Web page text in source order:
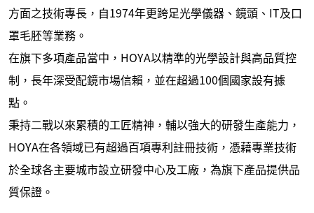
方面之技術專長，自1974年更跨足光學儀器、鏡頭、IT及口
罩毛胚等業務。
在旗下多項產品當中，HOYA以精準的光學設計與高品質控
制，長年深受配鏡市場信賴，並在超過100個國家設有據
點。
秉持二戰以來累積的工匠精神，輔以強大的研發生產能力，
HOYA在各領域已有超過百項專利註冊技術，憑藉專業技術
於全球各主要城市設立研發中心及工廠，為旗下產品提供品
質保證。